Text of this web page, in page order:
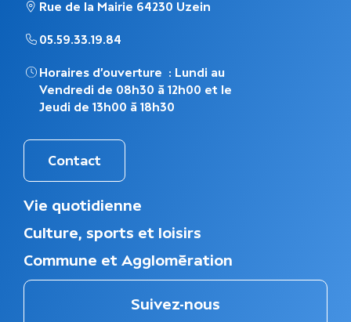
Rue de la Mairie 64230 Uzein
05.59.33.19.84
Horaires d’ouverture : Lundi au
Vendredi de 08h30 à 12h00 et le
Jeudi de 13h00 à 18h30
Contact
M
n
u
d
u
Vie quotidienne
Culture, sports et loisirs
Commune et Agglomération
Suivez-nous